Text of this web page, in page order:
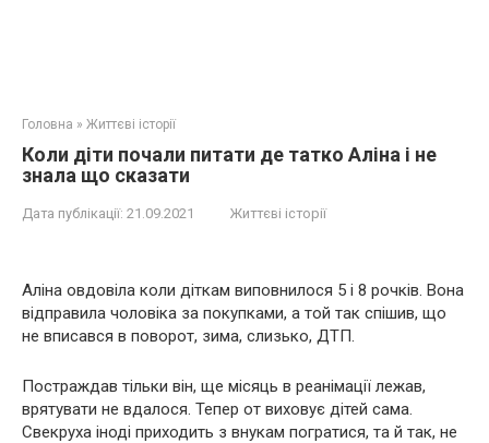
Головна » Життєві історії
Коли діти почали питати де татко Аліна і не
знала що сказати
Дата публікації: 21.09.2021 Життєві історії
Аліна овдовіла коли діткам виповнилося 5 і 8 рочків. Вона
відправила чоловіка за покупками, а той так спішив, що
не вписався в поворот, зима, слизько, ДТП.
Постраждав тільки він, ще місяць в реанімації лежав,
врятувати не вдалося. Тепер от виховує дітей сама.
Свекруха іноді приходить з внукам погратися, та й так, не